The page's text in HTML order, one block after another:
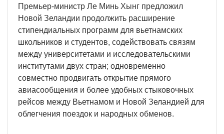
Премьер-министр Ле Минь Хынг предложил
Новой Зеландии продолжить расширение
стипендиальных программ для вьетнамских
школьников и студентов, содействовать связям
между университетами и исследовательскими
институтами двух стран; одновременно
совместно продвигать открытие прямого
авиасообщения и более удобных стыковочных
рейсов между Вьетнамом и Новой Зеландией для
облегчения поездок и народных обменов.